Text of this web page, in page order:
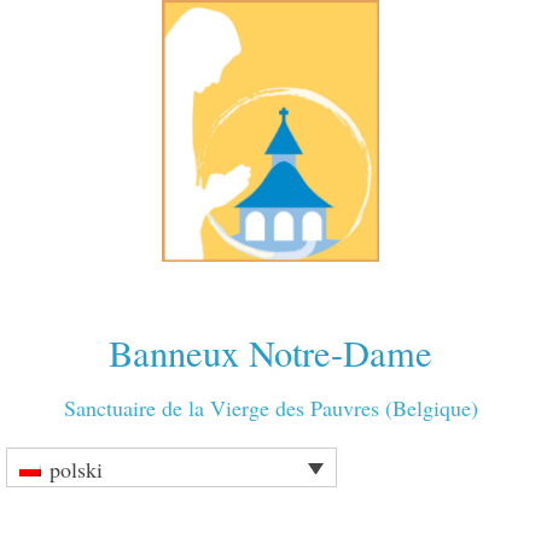
Banneux Notre-Dame
Sanctuaire de la Vierge des Pauvres (Belgique)
polski